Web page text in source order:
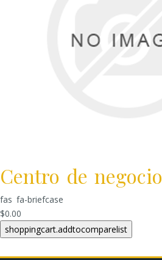
Centro de
fas fa-briefcase
$0.00